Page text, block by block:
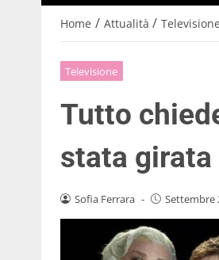
Home / Attualità / Televisione
Televisione
Tutto
stata girata
Sofia Ferrara - Settembre